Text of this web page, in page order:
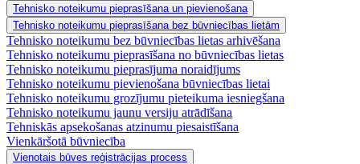
Tehnisko noteikumu pieprasīšana un pievienošana
Tehnisko noteikumu pieprasīšana bez būvniecības lietām
Tehnisko noteikumu bez būvniecības lietas arhivēšana
Tehnisko noteikumu pieprasīšana no būvniecības lietas
Tehnisko noteikumu pieprasījuma noraidījums
Tehnisko noteikumu pievienošana būvniecības lietai
Tehnisko noteikumu grozījumu pieteikuma iesniegšana
Tehnisko noteikumu jaunu versiju atrādīšana
Tehniskās apsekošanas atzinumu piesaistīšana
Vienkāršotā būvniecība
Vienotais būves reģistrācijas process